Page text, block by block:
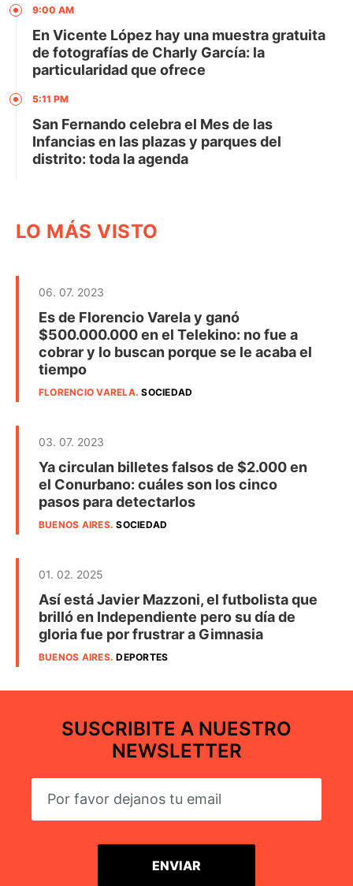
9:00 AM
En Vicente López hay una muestra gratuita
de fotografías de Charly García: la
particularidad que ofrece
5:11 PM
San Fernando celebra el Mes de las
Infancias en las plazas y parques del
distrito: toda la agenda
LO MÁS VISTO
06. 07. 2023
Es de Florencio Varela y ganó
$500.000.000 en el Telekino: no fue a
cobrar y lo buscan porque se le acaba el
tiempo
FLORENCIO VARELA.SOCIEDAD
03. 07. 2023
Ya circulan billetes falsos de $2.000 en
el Conurbano: cuáles son los cinco
pasos para detectarlos
BUENOS AIRES.SOCIEDAD
01. 02. 2025
Así está Javier Mazzoni, el futbolista que
brilló en Independiente pero su día de
gloria fue por frustrar a Gimnasia
BUENOS AIRES.DEPORTES
SUSCRIBITE A NUESTRO
NEWSLETTER